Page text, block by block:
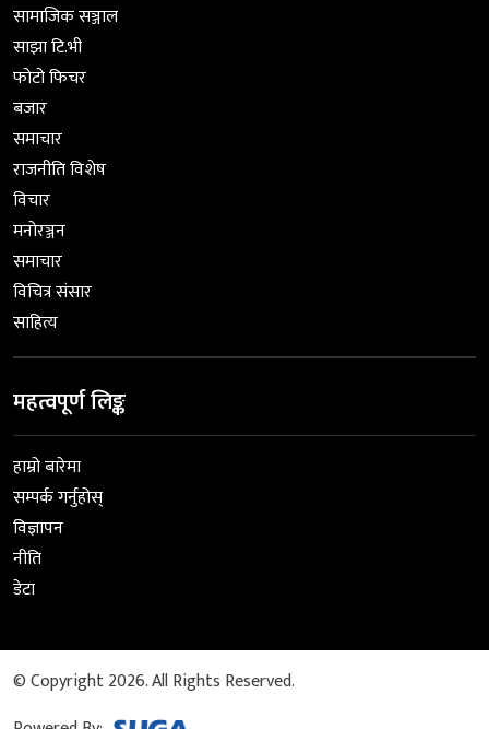
सामाजिक सञ्जाल
साझा टि.भी
फोटो फिचर
बजार
समाचार
राजनीति विशेष
विचार
मनोरञ्जन
समाचार
विचित्र संसार
साहित्य
महत्वपूर्ण लिङ्क
हाम्रो बारेमा
सम्पर्क गर्नुहोस्
विज्ञापन
नीति
डेटा
© Copyright 2026. All Rights Reserved.